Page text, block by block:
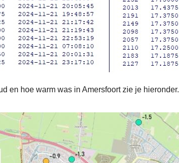
en hoe warm was in Amersfoort zie je hieronder.